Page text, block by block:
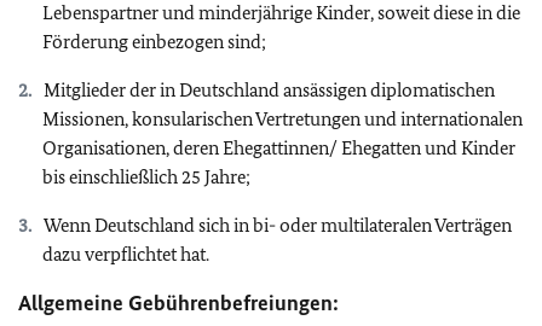
Lebenspartner und minderjährige Kinder, soweit diese in die
Förderung einbezogen sind;
Mitglieder der in Deutschland ansässigen diplomatischen
Missionen, konsularischen Vertretungen und internationalen
Organisationen, deren Ehegattinnen/ Ehegatten und Kinder
bis einschließlich 25 Jahre;
Wenn Deutschland sich in bi- oder multilateralen Verträgen
dazu verpflichtet hat.
Allgemeine Gebührenbefreiungen: